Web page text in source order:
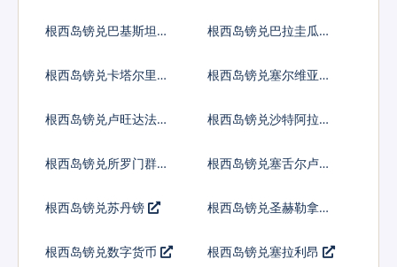
根西岛镑兑巴基斯坦卢
根西岛镑兑巴拉圭瓜拉
根西岛镑兑卡塔尔里亚
根西岛镑兑塞尔维亚第
根西岛镑兑卢旺达法郎 根西岛镑兑沙特阿拉伯
根西岛镑兑所罗门群岛
根西岛镑兑塞舌尔卢比
根西岛镑兑苏丹镑 根西岛镑兑圣赫勒拿镑
根西岛镑兑数字货币 根西岛镑兑塞拉利昂